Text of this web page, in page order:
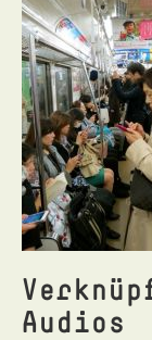
Audios